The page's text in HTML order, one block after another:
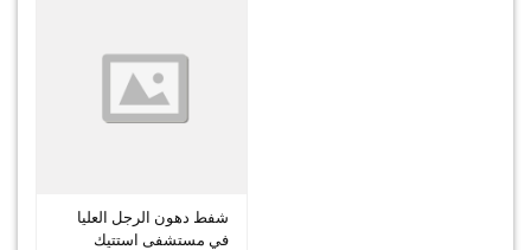
شفط دهون الرجل العليا
في مستشفى استتيك